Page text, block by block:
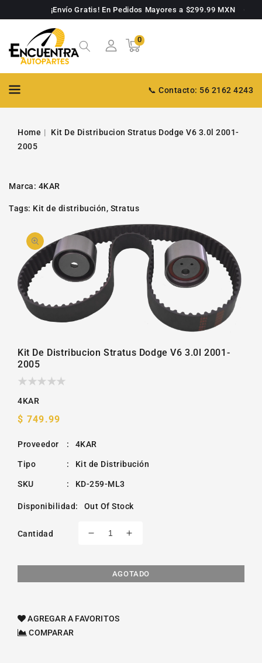
¡Envío Gratis! En Pedidos Mayores a $299.99 MXN
Carrito
00
artículos
📞 Contacto: 56 2162 4243
Home
Kit De Distribucion Stratus Dodge V6 3.0l 2001-
2005
Marca: 4KAR
Tags: Kit de distribución, Stratus
INFORMACIÓN
DE PRODUCTO
Abrir
video
galería
Kit De Distribucion Stratus Dodge V6 3.0l 2001-
2005
4KAR
Precio
$ 749.99
Proveedor : 4KAR
Tipo : Kit de Distribución
SKU : KD-259-ML3
Disponibilidad: Out Of Stock
Cantidad
Reducir
para
Dodge
Aumentar
para
Kit
AGOTADO
AGREGAR A FAVORITOS
COMPARAR